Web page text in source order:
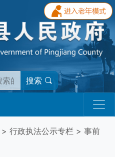
搜索
> 行政执法公示专栏 > 事前